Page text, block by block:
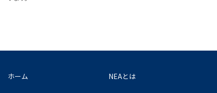
ホーム NEAとは